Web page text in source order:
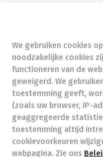
(BTW nr.)
Beroepstitel:
Beroepsvereniging:
Bond
Valt onder toezicht
02/537.42.67, Henri
Deontologie:
Code van
Tarieven
We gebruiken cookies
noodzakelijke cookies
functioneren van de
geweigerd. We
toestemming geeft,
(zoals uw browser, IP-
geaggregeerde
toestemming altijd
cookievoorkeuren
webpagina. Zie ons